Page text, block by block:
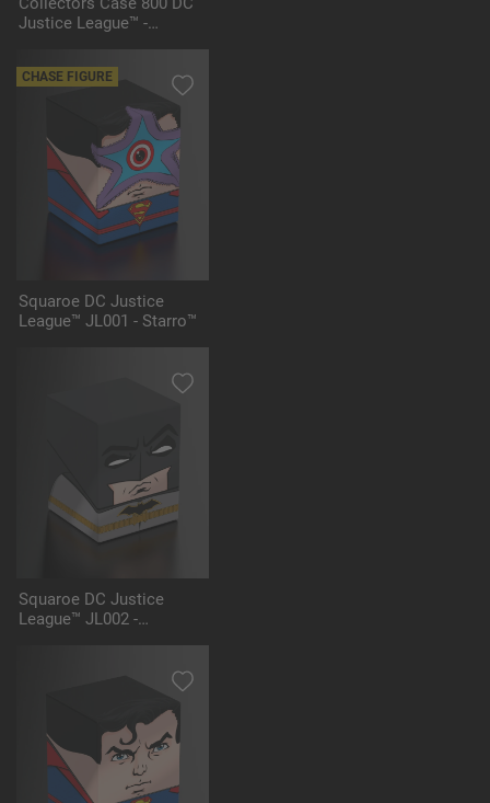
Justice League™ -
CHASE FIGURE
Squaroe DC Justice
League™ JL001 - Starro™
Squaroe DC Justice
League™ JL002 -